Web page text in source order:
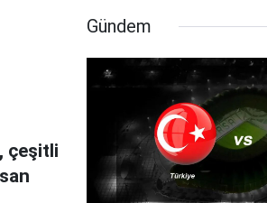
çeşitli
Gündem